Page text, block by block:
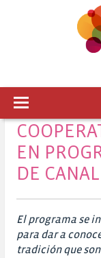
EN
DE
El programa se
para dar a
tradición que